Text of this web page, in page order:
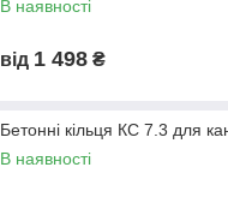
В наявності
від 1 498 ₴
Бетонні кільця КС 7.3 для
В наявності